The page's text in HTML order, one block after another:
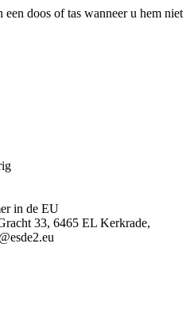
doos of tas wanneer u hem niet
in de EU
33, 6465 EL Kerkrade,